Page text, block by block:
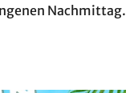
Nachmittag.